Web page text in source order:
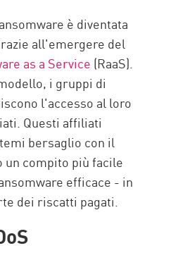
è diventata
all'emergere del
as a Service (RaaS).
i gruppi di
l'accesso al loro
Questi affiliati
bersaglio con il
un compito più facile
efficace - in
dei riscatti pagati.